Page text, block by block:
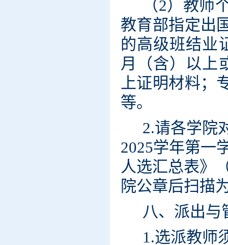
（2） 教师
教育部指定出
的高级班结业
月（含）以上
上证明材料；
等。
2.请各学院
2025学年第一
人选汇总表》
院公章后扫描
八、派出与
1.选派教师